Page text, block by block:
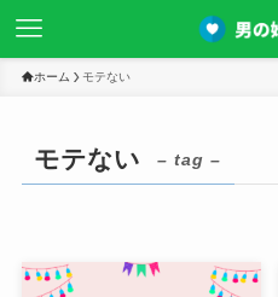
ホーム モテない
モテない – tag –